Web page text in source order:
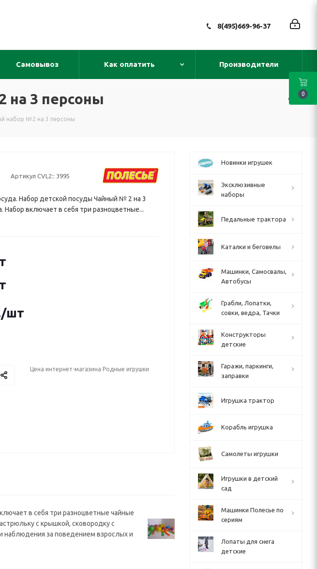
8(495)669-96-37
Самовывоз Как оплатить Производители
на 3 персоны
набор №2 на 3 персоны
Артикул CVL2:: 3995
Набор детской посуды Чайный № 2 на 3
Набор включает в себя три разноцветные...
/шт
Цена интернет-магазина Родные игрушки
в себя три разноцветные чайные
с крышкой, сковородку с
наблюдения за поведением взрослых и
Новинки игрушек
Эксклюзивные
наборы
Педальные трактора
Каталки и беговелы
Машинки, Самосвалы,
Автобусы
Грабли, Лопатки,
совки, ведра, Тачки
Конструкторы
детские
Гаражи, паркинги,
заправки
Игрушка трактор
Корабль игрушка
Самолеты игрушки
Игрушки в детский
сад
Машинки Полесье по
сериям
Лопаты для снега
детские
0